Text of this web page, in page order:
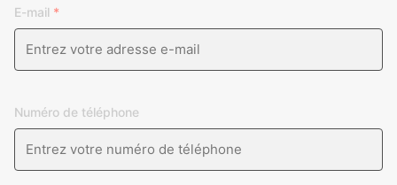
E-mail *
Numéro de téléphone